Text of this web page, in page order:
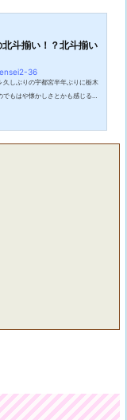
北斗揃い！？北斗揃い
36
しぶりの宇都宮半年ぶりに栃木
もはや懐かしさとかも感じるこ
くれとしてたまには遠征記事を